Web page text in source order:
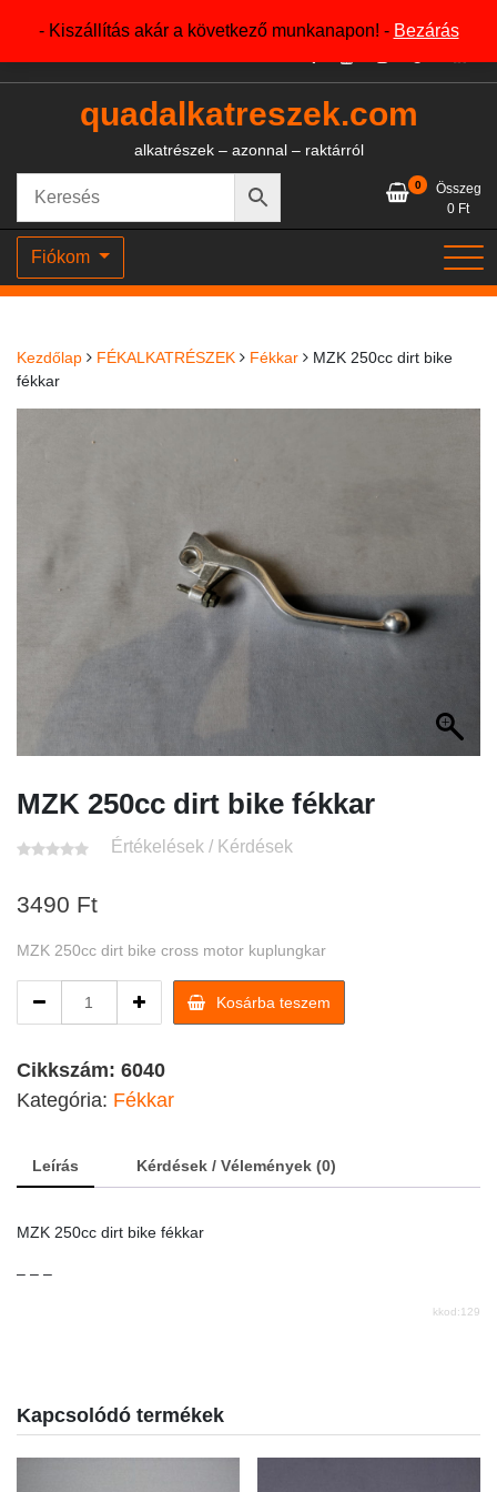
- Kiszállítás akár a következő munkanapon! - Bezárás
+36204327386
quadalkatreszek.com
alkatrészek – azonnal – raktárról
0
Összeg
0 Ft
Fiókom
Kezdőlap FÉKALKATRÉSZEK Fékkar
MZK 250cc dirt bike
fékkar
MZK 250cc dirt bike fékkar
Értékelések / Kérdések
3490 Ft
MZK 250cc dirt bike cross motor kuplungkar
250cc
bike
quantity
Kosárba teszem
Cikkszám: 6040
Kategória: Fékkar
Leírás Kérdések / Vélemények (0)
MZK 250cc dirt bike fékkar
– – –
kkod:129
Kapcsolódó termékek